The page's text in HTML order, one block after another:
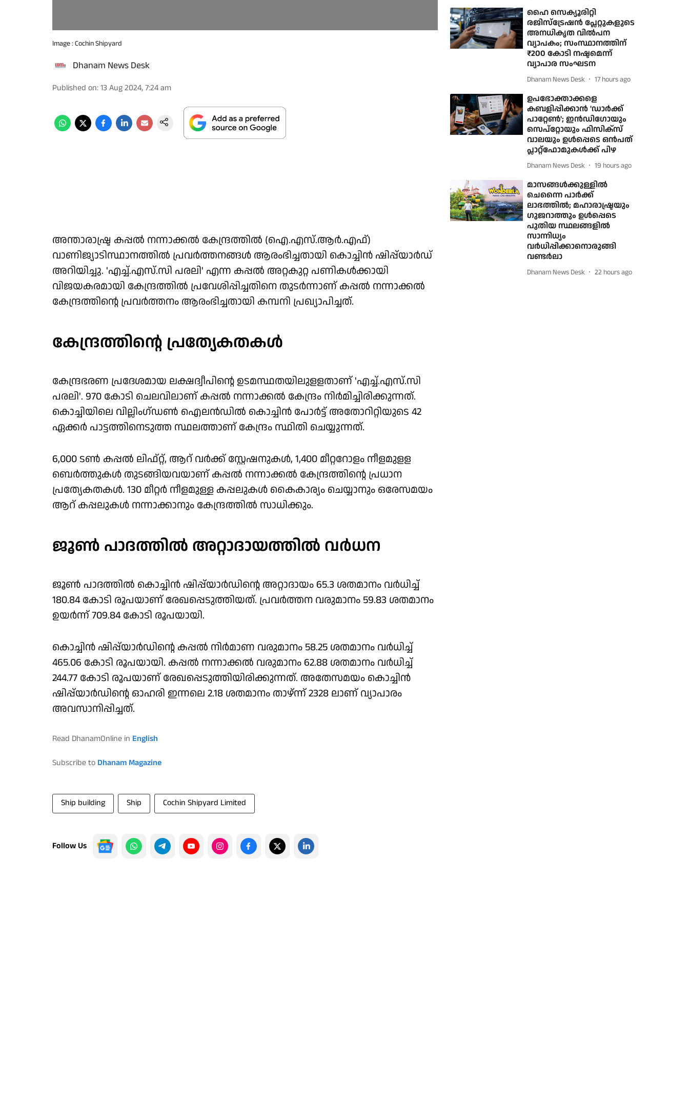
Image : Cochin Shipyard
Dhanam News Desk
Published on:13 Aug 2024, 7:24 am
അന്താരാഷ്ട്ര കപ്പൽ നന്നാക്കൽ കേന്ദ്രത്തിൽ (ഐ.എസ്.ആർ.എഫ്)
വാണിജ്യാടിസ്ഥാനത്തില്‍ പ്രവർത്തനങ്ങൾ ആരംഭിച്ചതായി കൊച്ചിൻ ഷിപ്പ്‌യാർഡ്
അറിയിച്ചു. 'എച്ച്.എസ്‌.സി പരലി' എന്ന കപ്പൽ അറ്റകുറ്റ പണികള്‍ക്കായി
വിജയകരമായി കേന്ദ്രത്തില്‍ പ്രവേശിപ്പിച്ചതിനെ തുടര്‍ന്നാണ് കപ്പൽ നന്നാക്കൽ
കേന്ദ്രത്തിന്റെ പ്രവർത്തനം ആരംഭിച്ചതായി കമ്പനി പ്രഖ്യാപിച്ചത്.
കേന്ദ്രത്തിന്റെ പ്രത്യേകതകള്‍
കേന്ദ്രഭരണ പ്രദേശമായ ലക്ഷദ്വീപിന്റെ ഉടമസ്ഥതയിലുളളതാണ് 'എച്ച്.എസ്‌.സി
പരലി'. 970 കോടി ചെലവിലാണ് കപ്പൽ നന്നാക്കൽ കേന്ദ്രം നിര്‍മിച്ചിരിക്കുന്നത്.
കൊച്ചിയിലെ വില്ലിംഗ്ഡൺ ഐലൻഡിൽ കൊച്ചിൻ പോർട്ട് അതോറിറ്റിയുടെ 42
ഏക്കർ പാട്ടത്തിനെടുത്ത സ്ഥലത്താണ് കേന്ദ്രം സ്ഥിതി ചെയ്യുന്നത്.
6,000 ടണ്‍ കപ്പൽ ലിഫ്റ്റ്, ആറ് വർക്ക് സ്റ്റേഷനുകൾ, 1,400 മീറ്ററോളം നീളമുളള
ബെർത്തുകൾ തുടങ്ങിയവയാണ് കപ്പൽ നന്നാക്കൽ കേന്ദ്രത്തിന്റെ പ്രധാന
പ്രത്യേകതകള്‍. 130 മീറ്റർ നീളമുള്ള കപ്പലുകൾ കൈകാര്യം ചെയ്യാനും ഒരേസമയം
ആറ് കപ്പലുകൾ നന്നാക്കാനും കേന്ദ്രത്തില്‍ സാധിക്കും.
ജൂൺ പാദത്തിൽ അറ്റാദായത്തില്‍ വര്‍ധന
ജൂൺ പാദത്തിൽ കൊച്ചിൻ ഷിപ്പ്‌യാർഡിന്റെ അറ്റാദായം 65.3 ശതമാനം വർധിച്ച്
180.84 കോടി രൂപയാണ് രേഖപ്പെടുത്തിയത്. പ്രവർത്തന വരുമാനം 59.83 ശതമാനം
ഉയർന്ന് 709.84 കോടി രൂപയായി.
കൊച്ചിൻ ഷിപ്പ്‌യാർഡിന്റെ കപ്പൽ നിർമാണ വരുമാനം 58.25 ശതമാനം വർധിച്ച്
465.06 കോടി രൂപയായി. കപ്പൽ നന്നാക്കൽ വരുമാനം 62.88 ശതമാനം വർധിച്ച്
244.77 കോടി രൂപയാണ് രേഖപ്പെടുത്തിയിരിക്കുന്നത്. അതേസമയം കൊച്ചിൻ
ഷിപ്പ്‌യാർഡിന്റെ ഓഹരി ഇന്നലെ 2.18 ശതമാനം താഴ്ന്ന് 2328 ലാണ് വ്യാപാരം
അവസാനിപ്പിച്ചത്.
Read DhanamOnline in English
Subscribe to Dhanam Magazine
Ship building Ship Cochin Shipyard Limited
Follow Us
ഹൈ സെക്യൂരിറ്റി
രജിസ്‌ട്രേഷന്‍ പ്ലേറ്റുകളുടെ
അനധികൃത വില്‍പന
വ്യാപകം; സംസ്ഥാനത്തിന്
₹200 കോടി നഷ്ടമെന്ന്
വ്യാപാര സംഘടന
Dhanam News Desk 17 hours ago
ഉപഭോക്താക്കളെ
കബളിപ്പിക്കാന്‍ 'ഡാര്‍ക്ക്
പാറ്റേണ്‍'; ഇന്‍ഡിഗോയും
സെപ്റ്റോയും ഫിസിക്സ്
വാലയും ഉള്‍പ്പെടെ ഒന്‍പത്
പ്ലാറ്റ്ഫോമുകള്‍ക്ക് പിഴ
Dhanam News Desk 19 hours ago
മാസങ്ങള്‍ക്കുള്ളില്‍
ചെന്നൈ പാര്‍ക്ക്
ലാഭത്തില്‍; മഹാരാഷ്ട്രയും
ഗുജറാത്തും ഉള്‍പ്പെടെ
പുതിയ സ്ഥലങ്ങളില്‍
സാന്നിധ്യം
വര്‍ധിപ്പിക്കാനൊരുങ്ങി
വണ്ടര്‍ലാ
Dhanam News Desk 22 hours ago